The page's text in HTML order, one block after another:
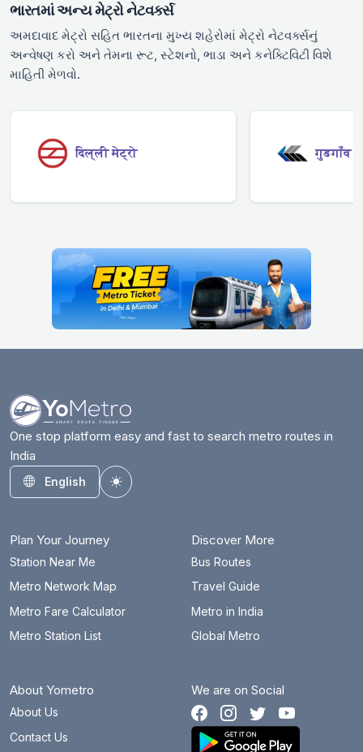
ભારતમાં અન્ય મેટ્રો નેટવર્ક્સ
અમદાવાદ મેટ્રો સહિત ભારતના મુખ્ય શહેરોમાં મેટ્રો નેટવર્ક્સનું
અન્વેષણ કરો અને તેમના રૂટ, સ્ટેશનો, ભાડા અને કનેક્ટિવિટી વિશે
માહિતી મેળવો.
दिल्ली मेट्रो गुडगाँव
One stop platform easy and fast to search metro routes in
India
English
Toggle theme
Plan Your Journey
Station Near Me
Metro Network Map
Metro Fare Calculator
Metro Station List
Discover More
Bus Routes
Travel Guide
Metro in India
Global Metro
About Yometro
About Us
Contact Us
We are on Social